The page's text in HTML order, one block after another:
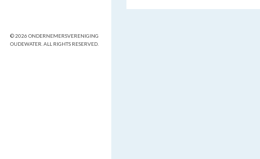
© 2026 ONDERNEMERSVERENIGING
OUDEWATER. ALL RIGHTS RESERVED.